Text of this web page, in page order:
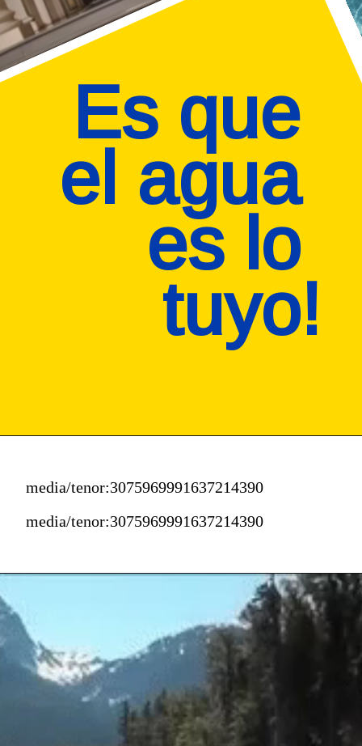
Es que
el agua
es lo
tuyo!
media/tenor:3075969991637214390
media/tenor:3075969991637214390